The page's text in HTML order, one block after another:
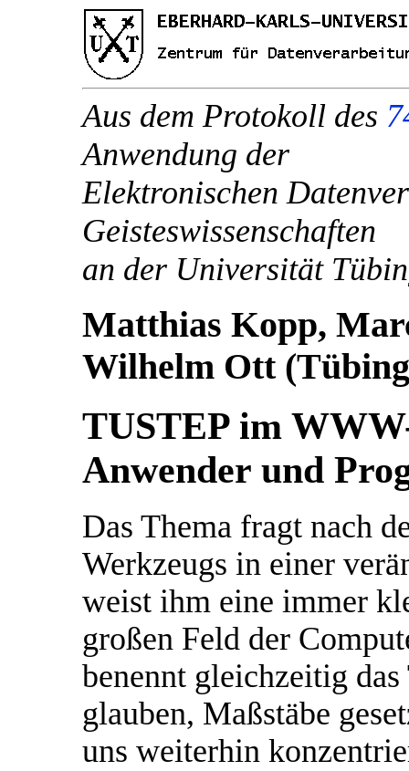
Aus dem Protokoll des
Anwendung der
Elektronischen
Geisteswissenschaften
an der Universität
Matthias Kopp,
Wilhelm Ott
TUSTEP im
Anwender und
Das Thema fragt nach
Werkzeugs in einer
weist ihm eine immer
großen Feld der
benennt gleichzeitig
glauben, Maßstäbe
uns weiterhin